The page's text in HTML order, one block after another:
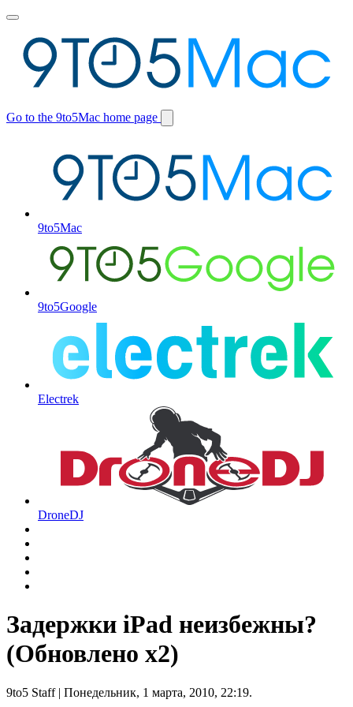
Toggle
menu
Go to the 9to5Mac home page
Switch
9to5Mac
9to5Google
Electrek
DroneDJ
Задержки iPad неизбежны?
(Обновлено x2)
9to5 Staff| Понедельник, 1 марта, 2010, 22:19.